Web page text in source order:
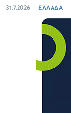
31.7.2026 ΕΛΛΑΔΑ